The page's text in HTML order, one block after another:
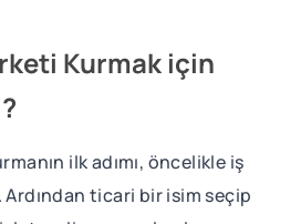
Kurmak için
ilk adımı, öncelikle iş
Ardından ticari bir isim seçip